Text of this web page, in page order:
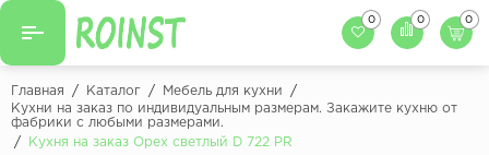
Назад
Кухни на заказ
0 0 0
Главная / Каталог / Мебель для кухни
/
Кухни на заказ по индивидуальным размерам. Закажите кухню от
фабрики с любыми размерами.
/
Кухня на заказ Орех светлый D 722 PR